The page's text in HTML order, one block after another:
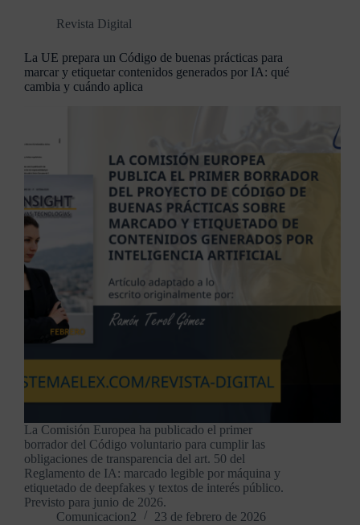
Revista Digital
La UE prepara un Código de buenas prácticas para
marcar y etiquetar contenidos generados por IA: qué
cambia y cuándo aplica
La Comisión Europea ha publicado el primer
borrador del Código voluntario para cumplir las
obligaciones de transparencia del art. 50 del
Reglamento de IA: marcado legible por máquina y
etiquetado de deepfakes y textos de interés público.
Previsto para junio de 2026.
Comunicacion2
23 de febrero de 2026